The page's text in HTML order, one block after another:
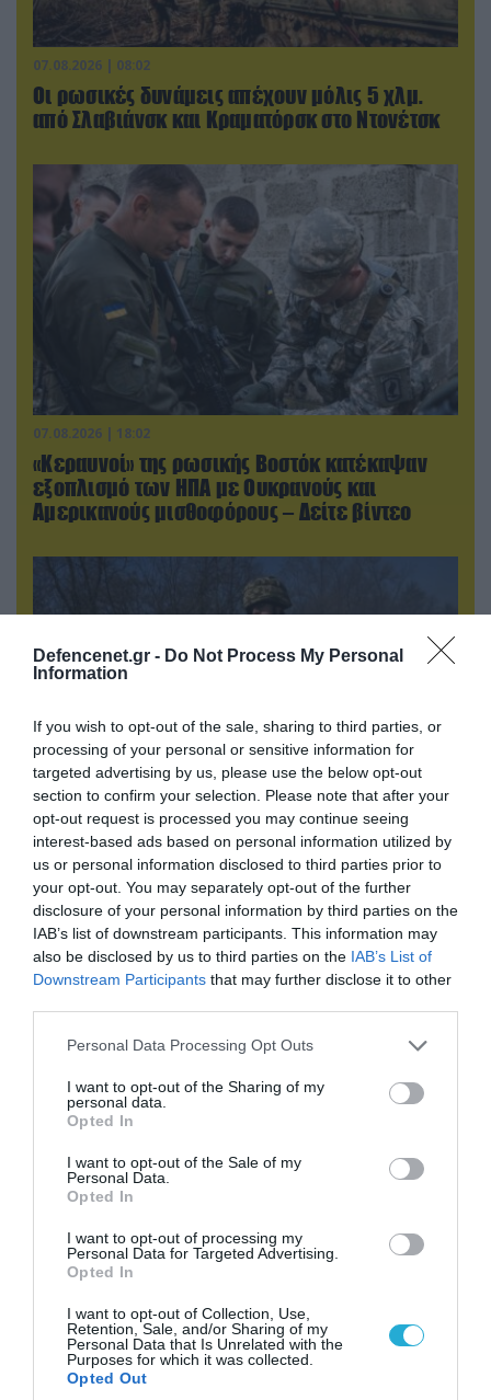
Defencenet.gr - Do Not Process My Personal
Information
If you wish to opt-out of the sale, sharing to third parties, or
processing of your personal or sensitive information for
targeted advertising by us, please use the below opt-out
section to confirm your selection. Please note that after your
opt-out request is processed you may continue seeing
interest-based ads based on personal information utilized by
us or personal information disclosed to third parties prior to
your opt-out. You may separately opt-out of the further
disclosure of your personal information by third parties on the
IAB’s list of downstream participants. This information may
also be disclosed by us to third parties on the IAB’s List of
Downstream Participants that may further disclose it to other
Please note that this website/app uses one or more Google
not limited to your visit or usage behaviour. You may click to
grant or deny consent to Google and its third-party tags to
use your data for below specified purposes in below Google
consent section.
Personal Data Processing Opt Outs
I want to opt-out of the Sharing of my
personal data.
Opted In
I want to opt-out of the Sale of my
Personal Data.
Opted In
I want to opt-out of processing my
Personal Data for Targeted Advertising.
Opted In
I want to opt-out of Collection, Use,
Retention, Sale, and/or Sharing of my
Personal Data that Is Unrelated with the
Purposes for which it was collected.
Opted Out
07.08.2026 | 08:02
Οι ρωσικές δυνάμεις απέχουν μόλις 5 χλμ.
από Σλαβιάνσκ και Κραματόρσκ στο Ντονέτσκ
07.08.2026 | 18:02
«Κεραυνοί» της ρωσικής Βοστόκ κατέκαψαν
εξοπλισμό των ΗΠΑ με Ουκρανούς και
Αμερικανούς μισθοφόρους – Δείτε βίντεο
07.08.2026 | 19:02
Απετράπη το εγχείρημα Ουκρανών για
αντεπίθεση στο Κολομίγτσι: Δείτε το πριν & το
μετά της προσπάθειάς τους (βίντεο)
Ο Γιάννης Αλαφούζος «τέλειωσε» τον
Κωνσταντίνο Ζούλα από τον ΣΚΑΪ – Ο λόγος της
ΠΟΛΙΤΙΚΗ